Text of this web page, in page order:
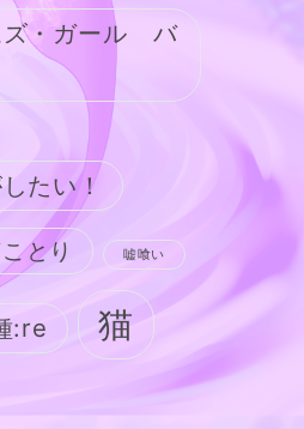
ズ・ガール バ
たい！
とり 嘘喰い
:re 猫